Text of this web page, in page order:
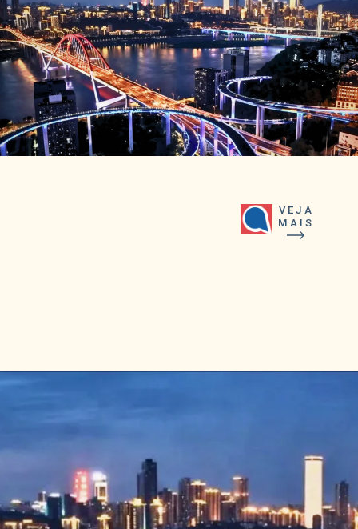
VEJA
MAIS